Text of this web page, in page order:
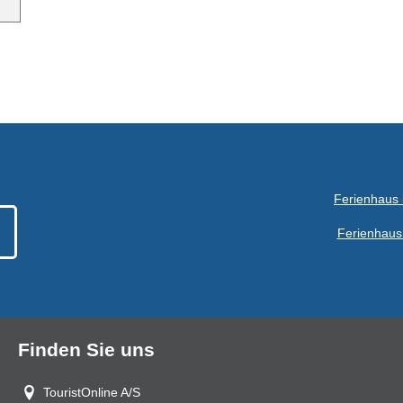
Ferienhaus
Finden Sie uns
TouristOnline A/S